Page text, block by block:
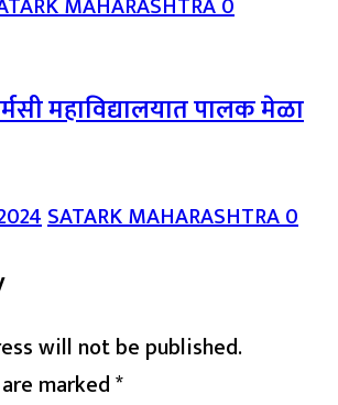
महाविद्यालयात पालक मेळा
SATARK MAHARASHTRA0
will not be published.
marked*